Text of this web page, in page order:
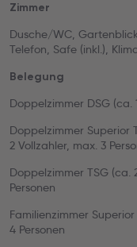
Zimmer
Dusche/WC,
Telefon, Safe (inkl.),
Belegung
Doppelzimmer DSG (ca.
Doppelzimmer Superior
2 Vollzahler, max. 3
Doppelzimmer TSG (ca.
Personen
Familienzimmer
4 Personen